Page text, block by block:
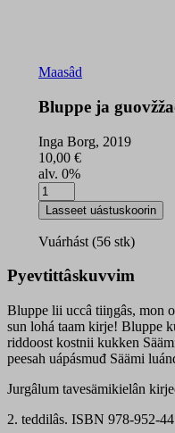
Maasâd
Bluppe ja
Inga Borg, 2019
10,00 €
alv. 0%
Bluppe
ja
guovžžačivggat
quantity
Lasseet uástuskoorin
Vuárhást (56 stk)
Pyevtittâskuvvim
Bluppe lii uccâ tiiŋgâs, mon
sun lohá taam kirje! Bluppe
riddoost kostnii kukken
peesah uápásmuđ Säämi
Jurgâlum tavesämikielân
2. teddilâs. ISBN 978-952-